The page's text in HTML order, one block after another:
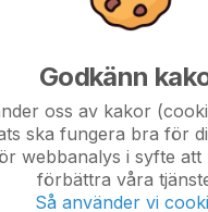
Godkänn
oss av kakor
ska fungera bra för
webbanalys i syfte att
förbättra våra
Så använder vi